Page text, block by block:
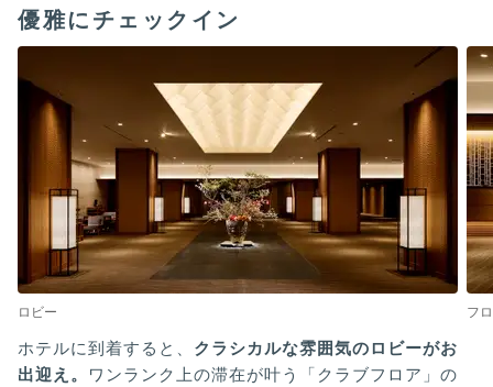
優雅にチェックイン
ロビー フ
ホテルに到着すると、 クラシカルな雰囲気のロビーがお
出迎え。
ワンランク上の滞在が叶う「クラブフロア」の